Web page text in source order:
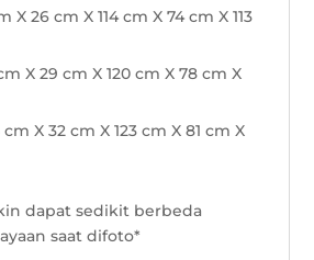
X 26 cm X 114 cm X 74 cm X 113
X 29 cm X 120 cm X 78 cm X
cm X 32 cm X 123 cm X 81 cm X
dapat sedikit berbeda
saat difoto*